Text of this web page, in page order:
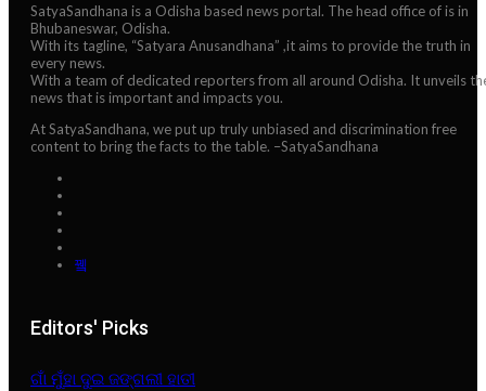
SatyaSandhana is a Odisha based news portal. The head office of is in
Bhubaneswar, Odisha.
With its tagline, “Satyara Anusandhana” ,it aims to provide the truth in
every news.
With a team of dedicated reporters from all around Odisha. It unveils
news that is important and impacts you.
At SatyaSandhana, we put up truly unbiased and discrimination free
content to bring the facts to the table. –SatyaSandhana
Editors' Picks
ଗାଁ ମୁଁହା ଦୁଇ ଜଙ୍ଗଲୀ ହାତୀ